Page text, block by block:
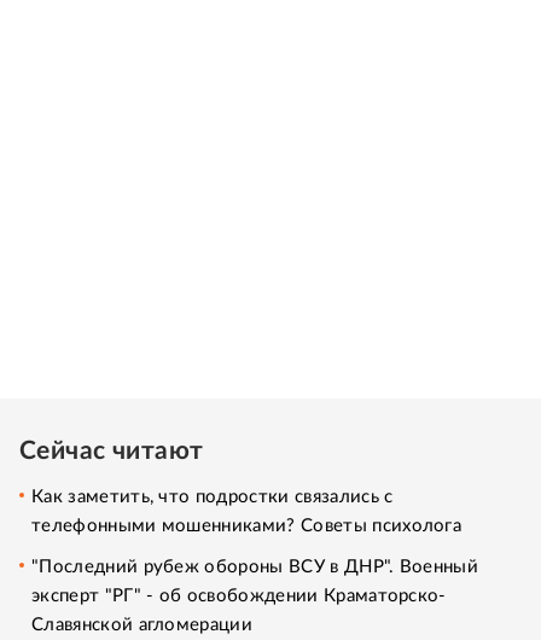
Сейчас читают
Как заметить, что подростки связались с
телефонными мошенниками? Советы психолога
"Последний рубеж обороны ВСУ в ДНР". Военный
эксперт "РГ" - об освобождении Краматорско-
Славянской агломерации